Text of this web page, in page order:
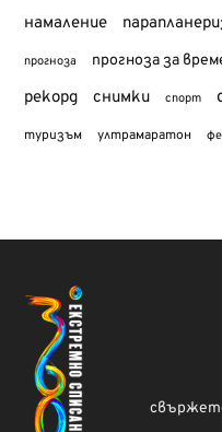
намаление
прогноза прогноза за
рекорд снимки спорт
туризъм ултрамаратон